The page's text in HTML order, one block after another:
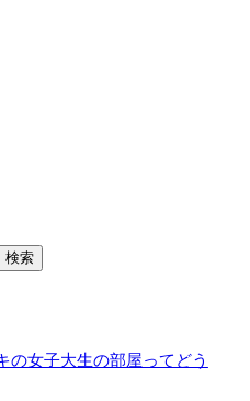
の女子大生の部屋ってどう